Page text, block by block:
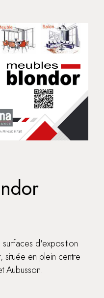
d'exposition
située en plein centre
Aubusson.